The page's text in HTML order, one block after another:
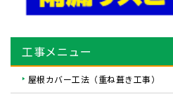
工事メニュー
屋根カバー工法（重ね葺き工事）